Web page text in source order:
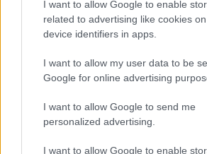
I want to allow Google to enable
related to advertising like cookies
device identifiers in apps.
I want to allow my user data to be
Google for online advertising
I want to allow Google to send me
personalized advertising.
I want to allow Google to enable
alkalom arra, hogy a párok
hogyan tudnak együttműködni
döntéseket hozni. Olyan ez,
akadálypálya, ahol a versenyzők
teljesítenek, egymás kezét
időszakban már komoly
fel, vagy az egyik fél mindig